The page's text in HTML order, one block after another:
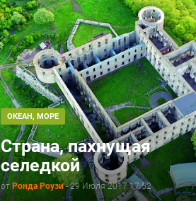
ОКЕАН, МОРЕ
Страна, пахнущая
селедкой
отРонда Роузи-29 Июля 2017 17:52